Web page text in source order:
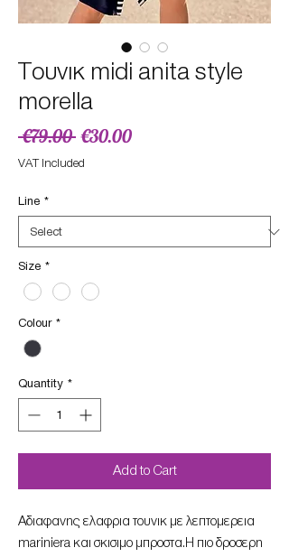
Tουνικ midi anita style
morella
€79.00 Regular
Price
€30.00Sale
VAT Included
Line *
Size *
Colour *
Quantity *
Add to Cart
Αδιαφανης ελαφρια τουνικ με λεπτομερεια
mariniera και σκισιμο μπροστα.Η πιο δροσερη